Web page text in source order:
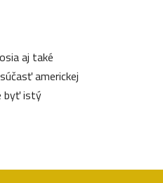
aj také
americkej
byť istý